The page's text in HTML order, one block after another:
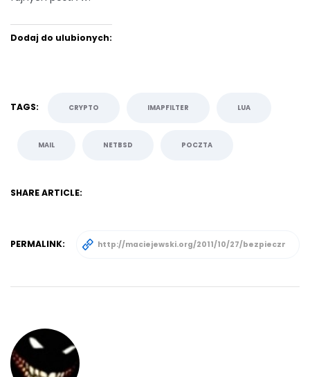
Dodaj do ulubionych:
TAGS: CRYPTO IMAPFILTER LUA
MAIL NETBSD POCZTA
SHARE ARTICLE:
PERMALINK: